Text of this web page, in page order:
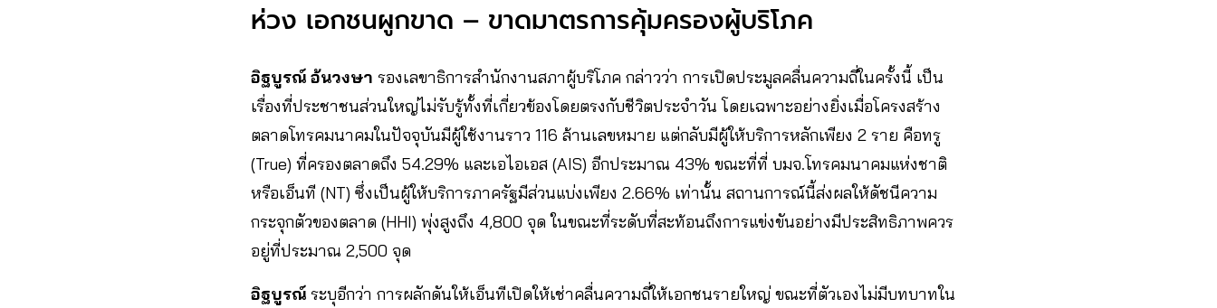
ห่วง เอกชนผูกขาด – ขาดมาตรการคุ้มครองผู้บริโภค
อิฐบูรณ์ อ้นวงษา รองเลขาธิการสำนักงานสภาผู้บริโภค กล่าวว่า การเปิดประมูลคลื่นความถี่ในครั้งนี้ เป็น
เรื่องที่ประชาชนส่วนใหญ่ไม่รับรู้ทั้งที่เกี่ยวข้องโดยตรงกับชีวิตประจำวัน โดยเฉพาะอย่างยิ่งเมื่อโครงสร้าง
ตลาดโทรคมนาคมในปัจจุบันมีผู้ใช้งานราว 116 ล้านเลขหมาย แต่กลับมีผู้ให้บริการหลักเพียง 2 ราย คือทรู
(True) ที่ครองตลาดถึง 54.29% และเอไอเอส (AIS) อีกประมาณ 43% ขณะที่ที่ บมจ.โทรคมนาคมแห่งชาติ
หรือเอ็นที (NT) ซึ่งเป็นผู้ให้บริการภาครัฐมีส่วนแบ่งเพียง 2.66% เท่านั้น สถานการณ์นี้ส่งผลให้ดัชนีความ
กระจุกตัวของตลาด (HHI) พุ่งสูงถึง 4,800 จุด ในขณะที่ระดับที่สะท้อนถึงการแข่งขันอย่างมีประสิทธิภาพควร
อยู่ที่ประมาณ 2,500 จุด
อิฐบูรณ์ ระบุอีกว่า การผลักดันให้เอ็นทีเปิดให้เช่าคลื่นความถี่ให้เอกชนรายใหญ่ ขณะที่ตัวเองไม่มีบทบาทใน